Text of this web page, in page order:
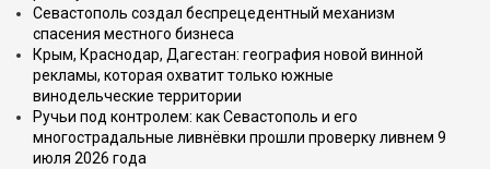
Севастополь создал беспрецедентный механизм
спасения местного бизнеса
Крым, Краснодар, Дагестан: география новой винной
рекламы, которая охватит только южные
винодельческие территории
Ручьи под контролем: как Севастополь и его
многострадальные ливнёвки прошли проверку ливнем 9
июля 2026 года